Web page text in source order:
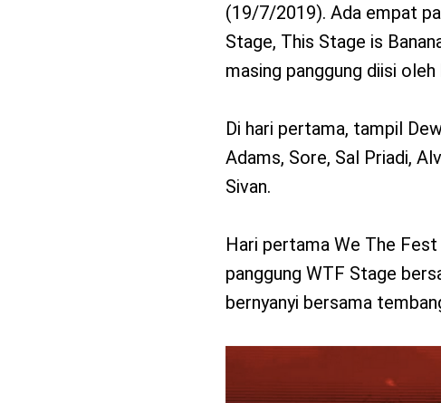
(19/7/2019). Ada empat
Stage, This Stage is
masing panggung diisi
Di hari pertama, tampil
Adams, Sore, Sal Priadi,
Sivan.
Hari pertama We The
panggung WTF Stage
bernyanyi bersama